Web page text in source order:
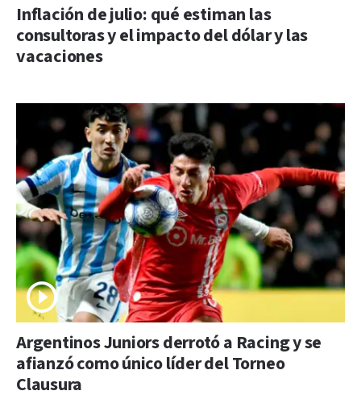
Inflación de julio: qué estiman las
consultoras y el impacto del dólar y las
vacaciones
Argentinos Juniors derrotó a Racing y se
afianzó como único líder del Torneo
Clausura